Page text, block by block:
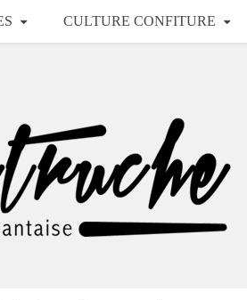
CULTURE CONFITURE